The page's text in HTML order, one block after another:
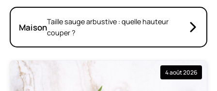
MaisonTaille sauge arbustive : quelle hauteur
couper ?
4 août 2026